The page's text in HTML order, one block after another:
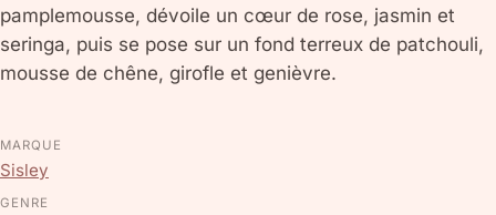
pamplemousse, dévoile un cœur de rose, jasmin et
seringa, puis se pose sur un fond terreux de patchouli,
mousse de chêne, girofle et genièvre.
MARQUE
Sisley
GENRE